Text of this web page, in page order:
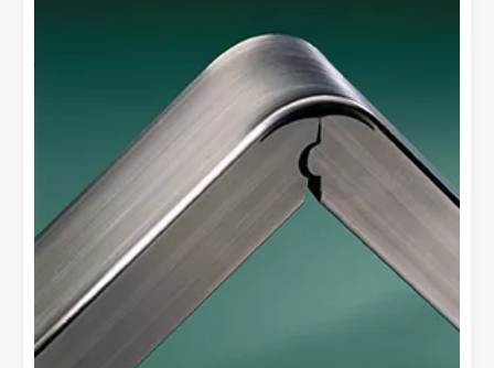
¡Nuestros socios internacionales viajaron miles de millas para